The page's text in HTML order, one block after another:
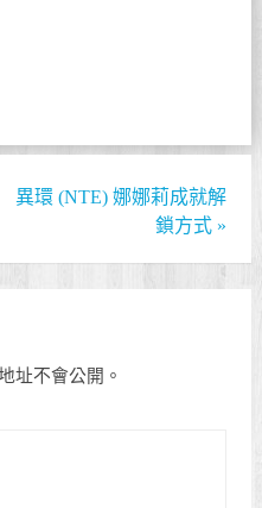
異環 (NTE) 娜娜莉成就解
鎖方式 »
址不會公開。